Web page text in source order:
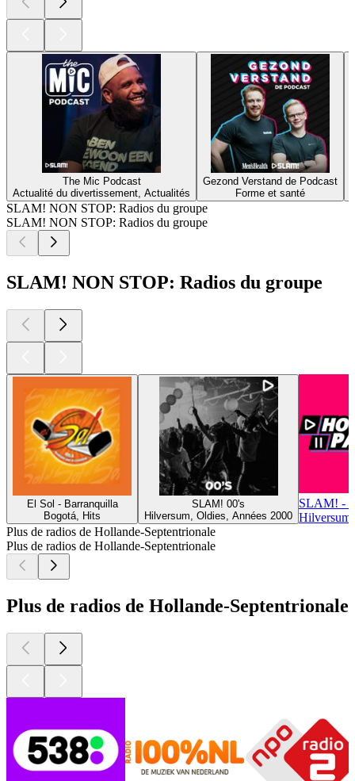
The Mic Podcast
Actualité du divertissement, Actualités
Gezond Verstand de Podcast
Forme et santé
SLAM! NON STOP: Radios du groupe
SLAM! NON STOP: Radios du groupe
SLAM! NON STOP: Radios du groupe
El Sol - Barranquilla
Bogotá, Hits
SLAM! 00's
Hilversum, Oldies, Années 2000
SLAM! -
Plus de radios de Hollande-Septentrionale
Plus de radios de Hollande-Septentrionale
Plus de radios de Hollande-Septentrionale